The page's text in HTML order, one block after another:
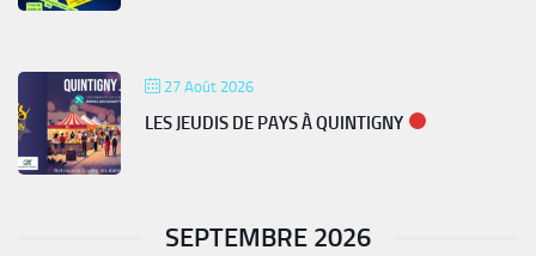
27 Août 2026
LES JEUDIS DE PAYS À QUINTIGNY
SEPTEMBRE 2026